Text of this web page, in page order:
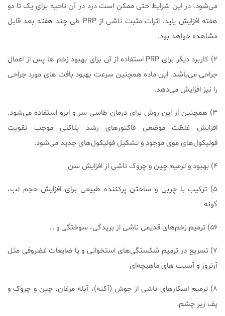
می‌شود. در این شرایط حتی ممکن است درد در آن ناحیه برای یک تا دو
هفته افزایش یاید. اثرات مثبت ناشی از PRP طی چند هفته بعد قابل
مشاهده خواهد بود.
۲) کاربرد دیگر برای PRP استفاده از آن برای بهبود زخم ها پس از اعمال
جراحی می‌باشد. این ماده همچنین سرعت بهبود بافت های مورد جراحی
را نیز افزایش می‌دهد.
۳) همچنین از این روش برای درمان طاسی سر و ابرو استفاده می‌شود.
افزایش غلظت موضعی فاکتورهای رشد پلاکتی موجب تقویت
فولیکول‌های موی موجود و تشکیل فولیکول‌های جدید می‌شود.
۴) بهبود و ترمیم چین و چروک ناشی از افزایش سن
۵) ترکیب با چربی و ساختن پرکننده طبیعی برای افزایش حجم لب،
گونه
۵۶) ترمیم زخم‌های قدیمی ناشی از بریدگی، سوختگی و …
۷) تسریع در ترمیم شکستگی‌های استخوانی و یا ضایعات غضروفی مثل
آرتروز و آسیب های ماهیچه‌ای
۸) ترمیم اسکارهای ناشی از جوش (آکنه)، آبله مرغان، چین و چروک و
پف زیر چشم.